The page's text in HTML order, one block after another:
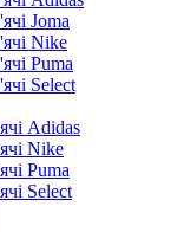
Joma
Nike
Puma
Select
Adidas
Nike
Puma
Select